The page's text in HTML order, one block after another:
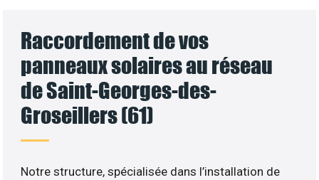
Raccordement de vos
panneaux solaires au réseau
de Saint-Georges-des-
Groseillers (61)
Notre structure, spécialisée dans l’installation de